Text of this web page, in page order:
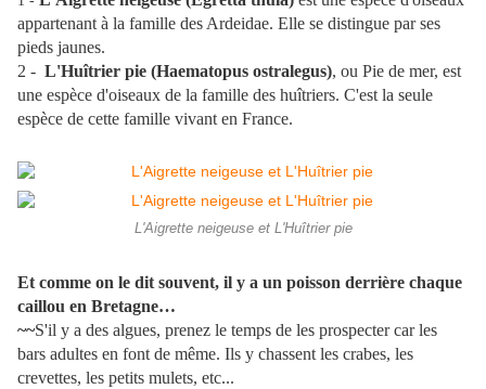
appartenant à la famille des Ardeidae. Elle se distingue par ses
pieds jaunes.
2 - L'Huîtrier pie (Haematopus ostralegus), ou Pie de mer, est
une espèce d'oiseaux de la famille des huîtriers. C'est la seule
espèce de cette famille vivant en France.
L'Aigrette neigeuse et L'Huîtrier pie
Et comme on le dit souvent, il y a un poisson derrière chaque
caillou en Bretagne…
~~S'il y a des algues, prenez le temps de les prospecter car les
bars adultes en font de même. Ils y chassent les crabes, les
crevettes, les petits mulets, etc...